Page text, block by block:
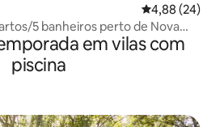
4,88 de uma
4,88 (24)
5 banheiros perto de Nova
em vilas com
piscina